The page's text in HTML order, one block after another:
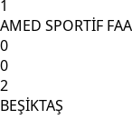
1
AMED SPORTİF
0
0
2
BEŞİKTAŞ